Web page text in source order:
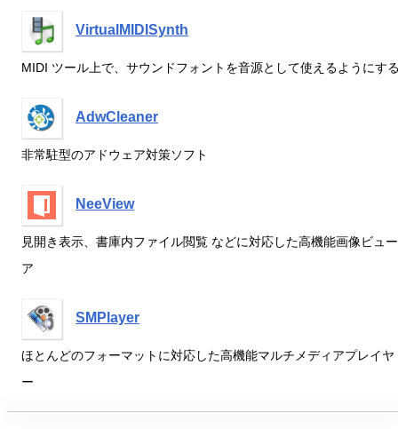
VirtualMIDISynth
MIDI ツール上で、サウンドフォントを音源として使えるようにす
AdwCleaner
非常駐型のアドウェア対策ソフト
NeeView
見開き表示、書庫内ファイル閲覧 などに対応した高機能画像ビュー
ア
SMPlayer
ほとんどのフォーマットに対応した高機能マルチメディアプレイヤ
ー